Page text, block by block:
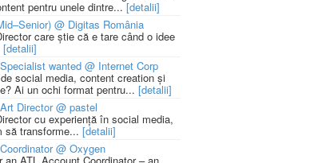
pentru unele dintre...[detalii]
@ Digitas România
care știe că e tare când o idee
[detalii]
wanted @ Internet Corp
social media, content creation și
Ai un ochi format pentru... [detalii]
Director @ pastel
cu experiență în social media,
să transforme... [detalii]
@ Oxygen